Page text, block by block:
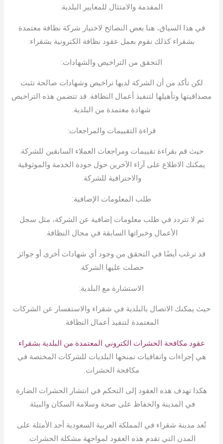
المقدمة والامتثال للمعايير البلدية.
في هذا السياق، هنا بعض النصائح لاختيار شركة نظافة معتمدة
بشقراء كذلك نقوم بعمل عقود نظافة الكترونية بشقراء:
التحقق من التراخيص والشهادات:
لكن تأكد من أن الشركة لديها تراخيص وشهادات صالحة تثبت
مصداقيتها وتأهيلها لتنفيذ أعمال النظافة. قد تتضمن هذه التراخيص
شهادة معتمدة من البلدية.
قراءة التقييمات والمراجعات:
حيث قم بقراءة تقييمات ومراجعات العملاء السابقين للشركة.
يمكنك الاطلاع على آراء الآخرين حول جودة الخدمة والموثوقية
والاحترافية للشركة.
طلب المعلومات الإضافية:
ثم لا تتردد في طلب معلومات إضافية عن الشركة، مثل سجل
الأعمال وخبراتها السابقة في مجال النظافة.
قد ترغب أيضًا في التحقق من وجود أي شهادات أخرى أو جوائز
حصلت عليها الشركة.
الاستشارة مع البلدية:
حيث يمكنك الاتصال بالبلدية في شقراء والاستفسار عن الشركات
المعتمدة لتنفيذ أعمال النظافة.
عقود مكافحة الحشرات الكتروني المعتمدة من البلدية بشقراء
هي إجراءات واتفاقيات تمنحها البلديات للشركات المختصة في
مكافحة الحشرات.
هكذا تهدف هذه العقود إلى التحكم في انتشار الحشرات الضارة
في المدينة والحفاظ على صحة وسلامة السكان والبيئة.
تُعد مدينة شقراء في المملكة العربية السعودية أحد الأمثلة على
المدن التي تقدم هذه العقود لمواجهة مشكلة الحشرات.